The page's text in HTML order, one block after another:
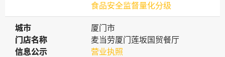
食品安全监督量化分级
城市
城市
厦门市
门店名称
门店名称
麦当劳厦门莲坂国贸餐厅
信息公示
信息公示
营业执照